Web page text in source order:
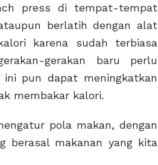
press di tempat-tempat
berlatih dengan alat
karena sudah terbiasa
gerakan baru perlu
pun dapat meningkatkan
membakar kalori.
pola makan, dengan
berasal makanan yang kita